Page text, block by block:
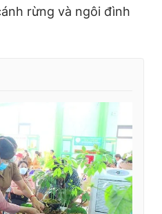
rừng và ngôi đình